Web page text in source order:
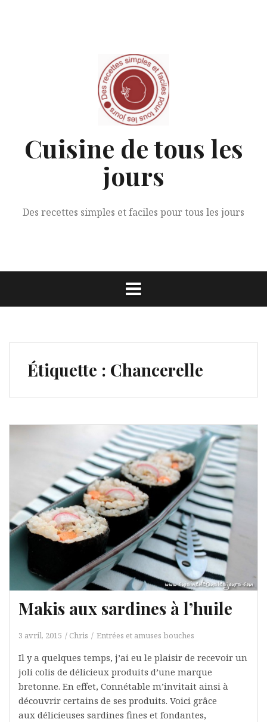
Cuisine de tous les
jours
Des recettes simples et faciles pour tous les jours
Étiquette : Chancerelle
Makis aux sardines à l’huile
3 avril, 2015 Chris Entrées et amuses bouches
Il y a quelques temps, j’ai eu le plaisir de recevoir un
joli colis de délicieux produits d’une marque
bretonne. En effet, Connétable m’invitait ainsi à
découvrir certains de ses produits. Voici grâce
aux délicieuses sardines fines et fondantes,